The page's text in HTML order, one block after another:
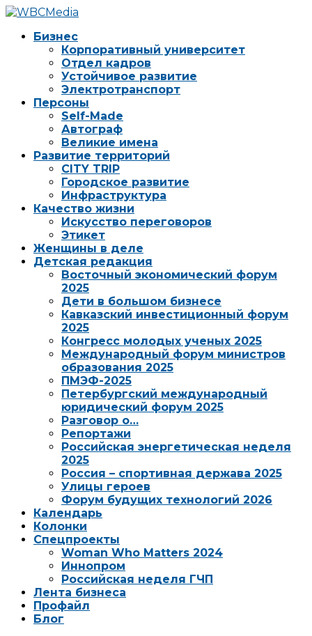
Бизнес
Корпоративный университет
Отдел кадров
Устойчивое развитие
Электротранспорт
Персоны
Self-Made
Автограф
Великие имена
Развитие территорий
CITY TRIP
Городское развитие
Инфраструктура
Качество жизни
Искусство переговоров
Этикет
Женщины в деле
Детская редакция
Восточный экономический форум
2025
Дети в большом бизнесе
Кавказский инвестиционный форум
2025
Конгресс молодых ученых 2025
Международный форум министров
образования 2025
ПМЭФ-2025
Петербургский международный
юридический форум 2025
Разговор о…
Репортажи
Российская энергетическая неделя
2025
Россия – спортивная держава 2025
Улицы героев
Форум будущих технологий 2026
Календарь
Колонки
Спецпроекты
Woman Who Matters 2024
Иннопром
Российская неделя ГЧП
Лента бизнеса
Профайл
Блог